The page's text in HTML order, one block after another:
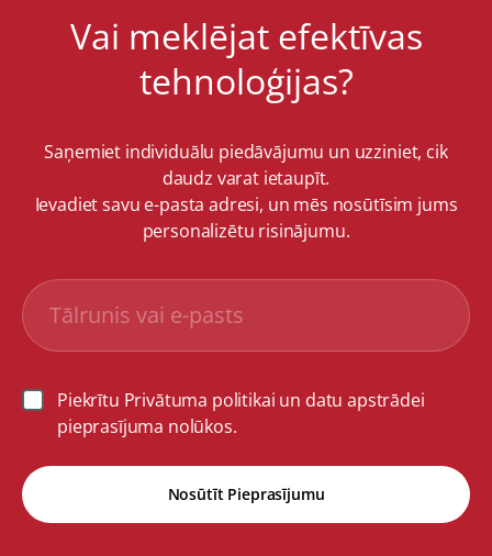
Vai meklējat efektīvas
tehnoloģijas?
Saņemiet individuālu piedāvājumu un uzziniet, cik
daudz varat ietaupīt.
Ievadiet savu e-pasta adresi, un mēs nosūtīsim jums
personalizētu risinājumu.
Piekrītu Privātuma politikai un datu apstrādei
pieprasījuma nolūkos.
Nosūtīt Pieprasījumu